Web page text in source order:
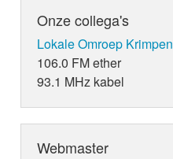
Onze collega's
Lokale Omroep Krimpen
106.0 FM ether
93.1 MHz kabel
Webmaster